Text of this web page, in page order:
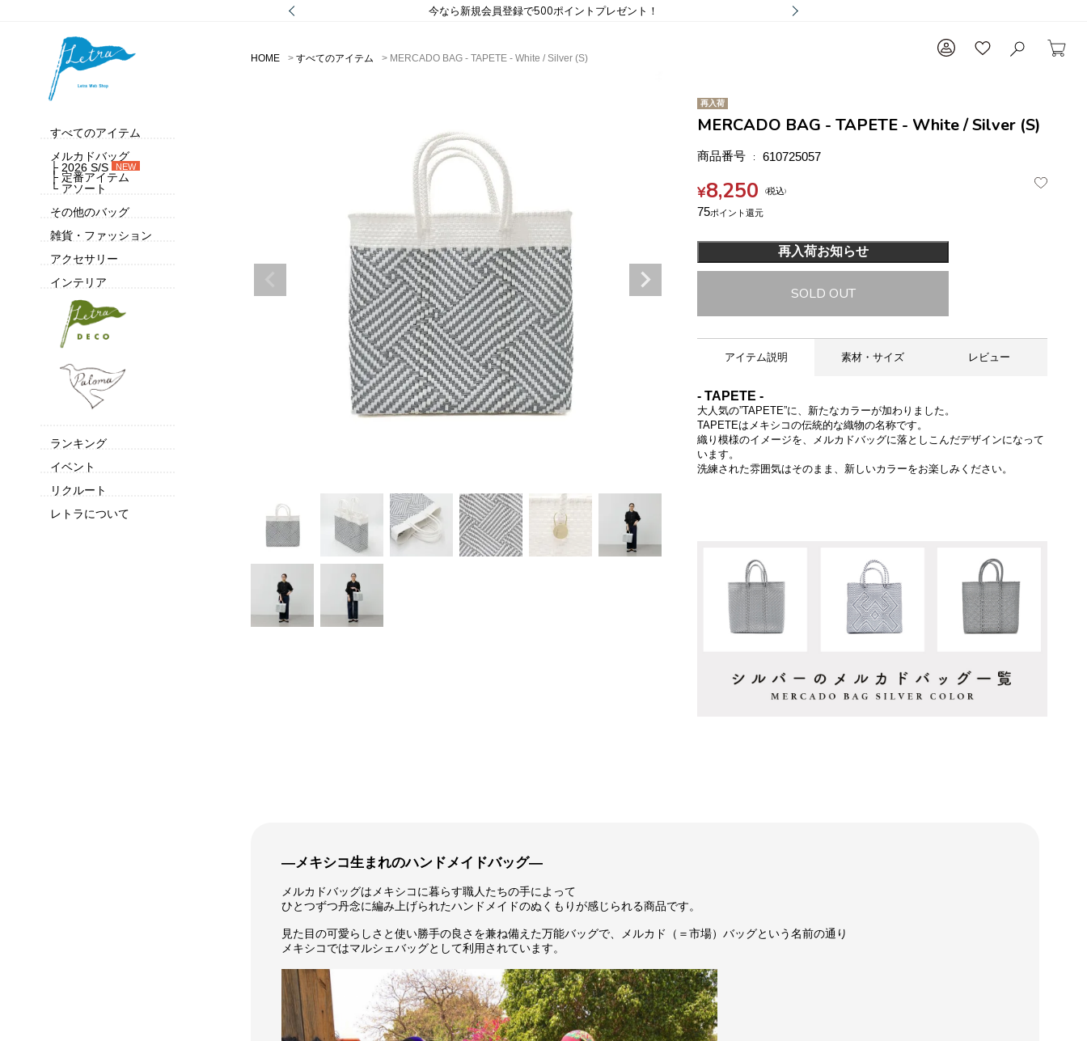
今なら新規会員登録で500ポイントプレゼント！
すべてのアイテム
メルカドバッグ
├ 2026 S/S
NEW
├ 定番アイテム
└ アソート
その他のバッグ
雑貨・ファッション
アクセサリー
インテリア
ランキング
イベント
リクルート
レトラについて
HOME すべてのアイテム MERCADO BAG - TAPETE - White / Silver (S)
再入荷
MERCADO BAG - TAPETE - White / Silver (S)
商品番号 610725057
¥8,250 税込
75
再入荷お知らせ
SOLD OUT
アイテム説明 素材・サイズ レビュー
- TAPETE -
大人気の”TAPETE”に、新たなカラーが加わりました。
TAPETEはメキシコの伝統的な織物の名称です。
織り模様のイメージを、メルカドバッグに落としこんだデザインになって
います。
洗練された雰囲気はそのまま、新しいカラーをお楽しみください。
―メキシコ生まれのハンドメイドバッグ―
メルカドバッグはメキシコに暮らす職人たちの手によって
ひとつずつ丹念に編み上げられたハンドメイドのぬくもりが感じられる商品です。
見た目の可愛らしさと使い勝手の良さを兼ね備えた万能バッグで、メルカド（＝市場）バッグという名前の通り
メキシコではマルシェバッグとして利用されています。